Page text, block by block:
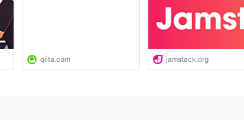
qiita.com jamstack.org